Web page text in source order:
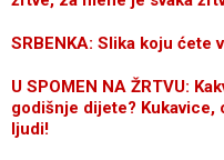
SRBENKA: Slika koju ćete
U SPOMEN NA ŽRTVU:
godišnje dijete?
ljudi!